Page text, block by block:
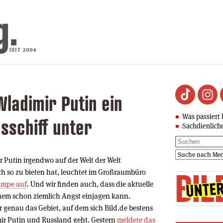
Putin ein
unter
Putin irgendwo auf der Welt der Welt
so zu bieten hat, leuchtet im Großraumbüro
auf. Und wir finden auch, dass die aktuelle
schon ziemlich Angst einjagen kann.
das Gebiet, auf dem sich Bild.de bestens
Putin und Russland geht. Gestern meldete das
Was passiert